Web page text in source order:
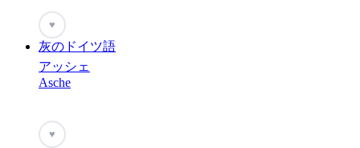
♥
灰のドイツ語
アッシェ
Asche
♥